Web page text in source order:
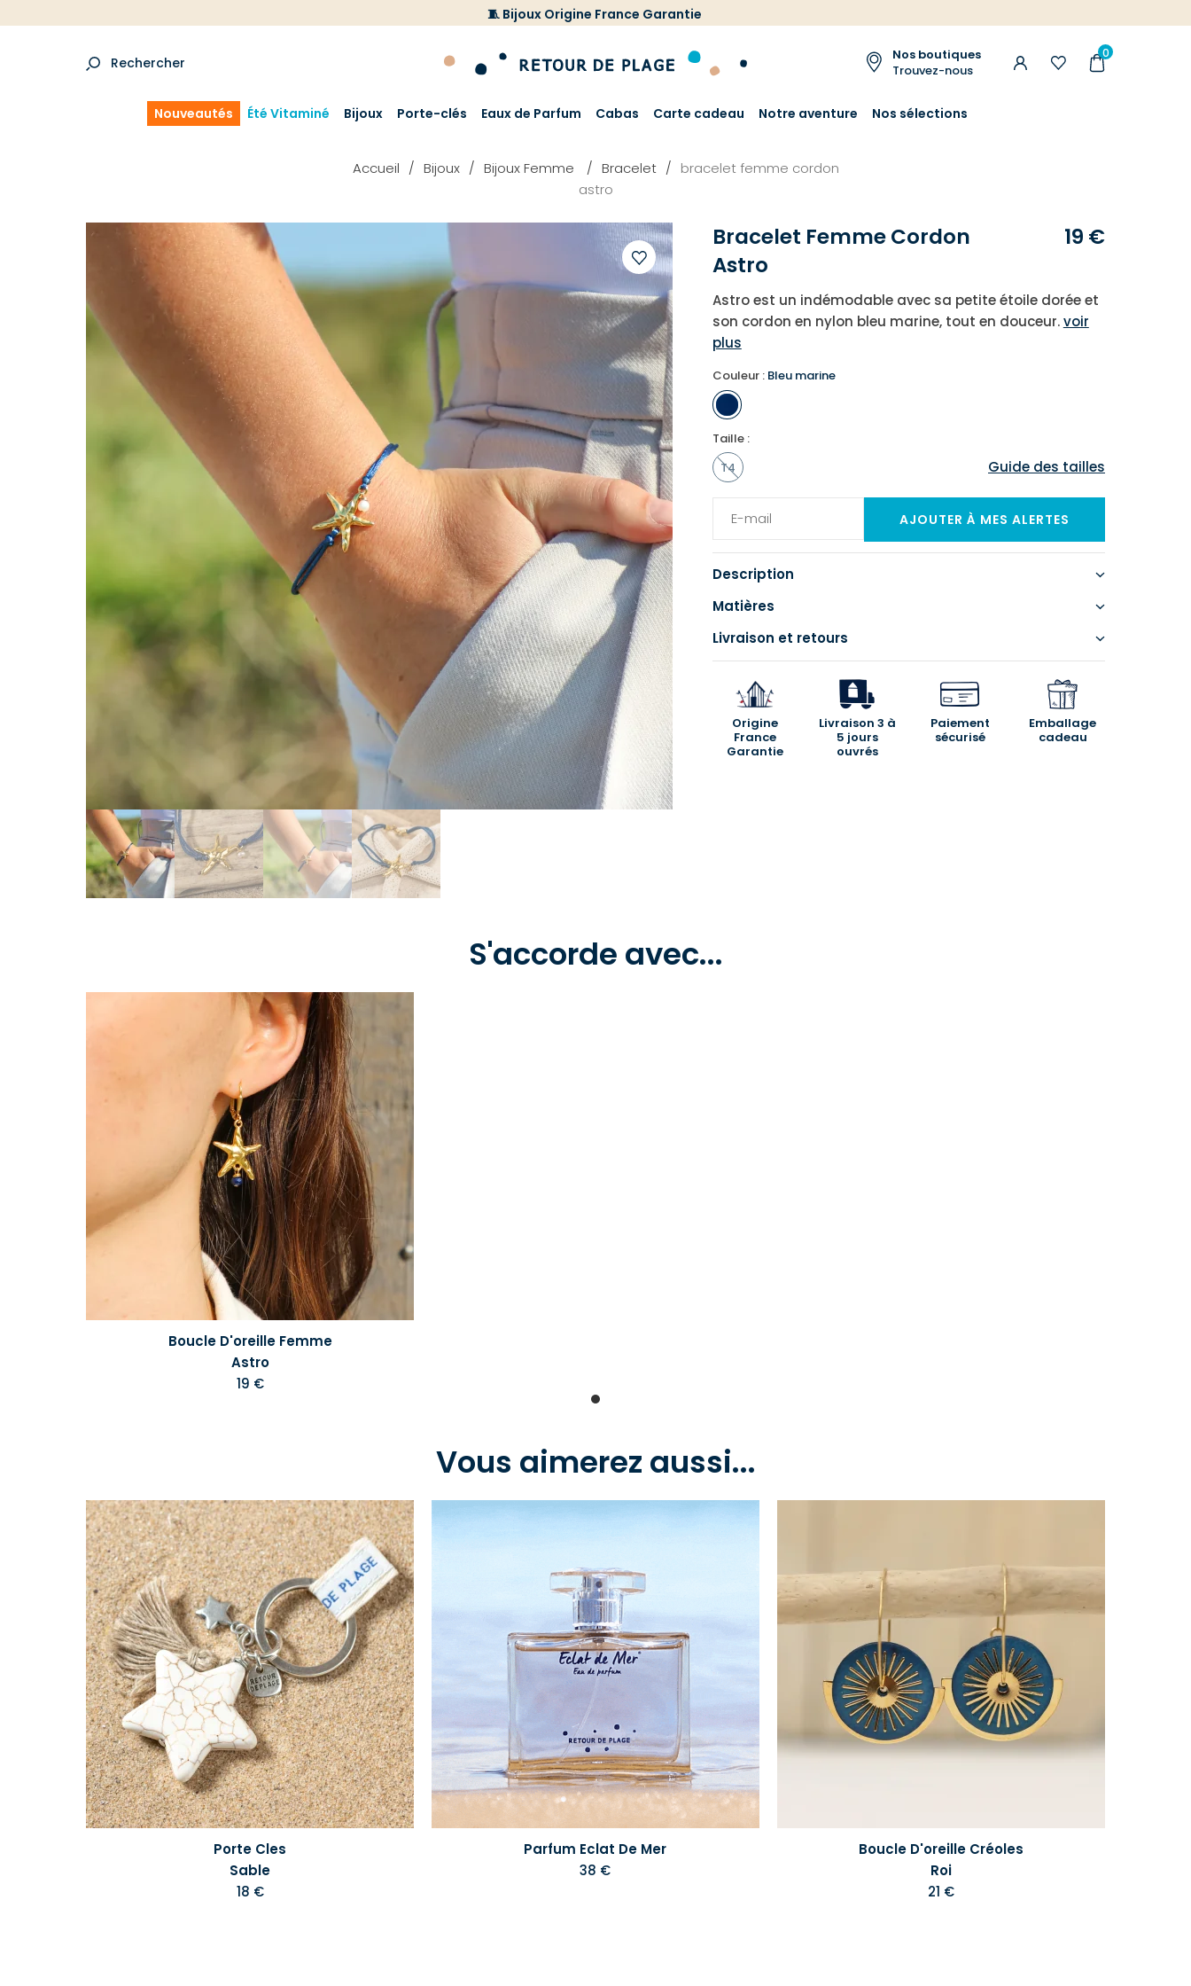
🧵 Bijoux Origine France Garantie
Rechercher
Nos boutiques
Trouvez-nous
0
Nouveautés Été Vitaminé Bijoux Porte-clés Eaux de Parfum Cabas Carte cadeau Notre aventure Nos sélections
Accueil Bijoux Bijoux Femme Bracelet
bracelet femme cordon
astro
Ajouter
à
votre
liste
d'envies
Bracelet Femme Cordon
Astro
19 €
Astro est un indémodable avec sa petite étoile dorée et
son cordon en nylon bleu marine, tout en douceur.voir
plus
Couleur : Bleu marine
Taille :
T4
Guide des tailles
Description
Matières
Livraison et retours
Origine
France
Garantie
Livraison 3 à
5 jours
ouvrés
Paiement
sécurisé
Emballage
cadeau
S'accorde avec...
Boucle D'oreille Femme
Astro
19 €
Vous aimerez aussi...
Porte Cles
Sable
18 €
Parfum Eclat De Mer
38 €
Boucle D'oreille Créoles
Roi
21 €